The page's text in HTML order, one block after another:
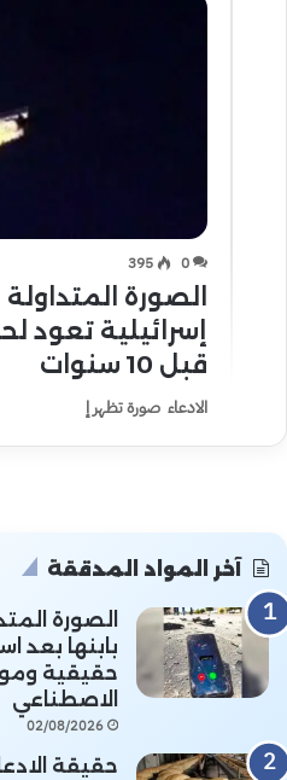
0
395
الصورة
إسرائيلية تعود
قبل 10 سنوات
الادعاء صورة تظهر إ
آخر المواد المدققة
الصورة
بابنها بعد
حقيقية
الاصطناعي
02/08/2026
حقيقة